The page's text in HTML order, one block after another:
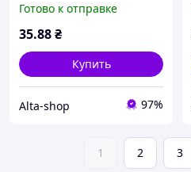
УПАКОВКИН
Готово к отправке
35.88₴
Купить
Alta-shop 97%
1 2 3